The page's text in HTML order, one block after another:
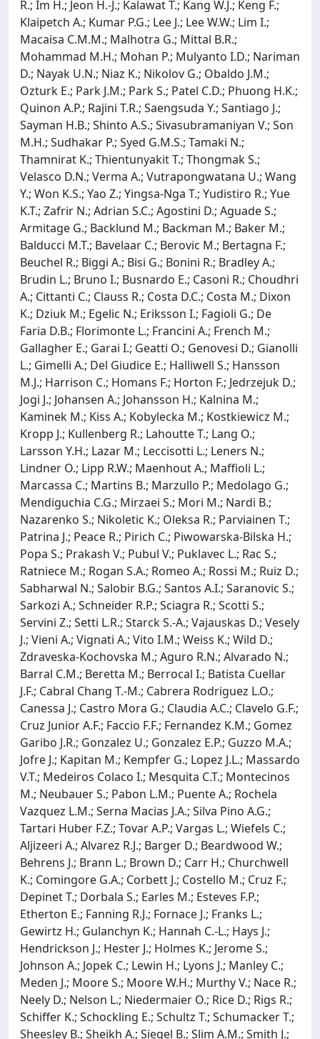
R.; Im H.; Jeon H.-J.; Kalawat T.; Kang W.J.; Keng F.;
Klaipetch A.; Kumar P.G.; Lee J.; Lee W.W.; Lim I.;
Macaisa C.M.M.; Malhotra G.; Mittal B.R.;
Mohammad M.H.; Mohan P.; Mulyanto I.D.; Nariman
D.; Nayak U.N.; Niaz K.; Nikolov G.; Obaldo J.M.;
Ozturk E.; Park J.M.; Park S.; Patel C.D.; Phuong H.K.;
Quinon A.P.; Rajini T.R.; Saengsuda Y.; Santiago J.;
Sayman H.B.; Shinto A.S.; Sivasubramaniyan V.; Son
M.H.; Sudhakar P.; Syed G.M.S.; Tamaki N.;
Thamnirat K.; Thientunyakit T.; Thongmak S.;
Velasco D.N.; Verma A.; Vutrapongwatana U.; Wang
Y.; Won K.S.; Yao Z.; Yingsa-Nga T.; Yudistiro R.; Yue
K.T.; Zafrir N.; Adrian S.C.; Agostini D.; Aguade S.;
Armitage G.; Backlund M.; Backman M.; Baker M.;
Balducci M.T.; Bavelaar C.; Berovic M.; Bertagna F.;
Beuchel R.; Biggi A.; Bisi G.; Bonini R.; Bradley A.;
Brudin L.; Bruno I.; Busnardo E.; Casoni R.; Choudhri
A.; Cittanti C.; Clauss R.; Costa D.C.; Costa M.; Dixon
K.; Dziuk M.; Egelic N.; Eriksson I.; Fagioli G.; De
Faria D.B.; Florimonte L.; Francini A.; French M.;
Gallagher E.; Garai I.; Geatti O.; Genovesi D.; Gianolli
L.; Gimelli A.; Del Giudice E.; Halliwell S.; Hansson
M.J.; Harrison C.; Homans F.; Horton F.; Jedrzejuk D.;
Jogi J.; Johansen A.; Johansson H.; Kalnina M.;
Kaminek M.; Kiss A.; Kobylecka M.; Kostkiewicz M.;
Kropp J.; Kullenberg R.; Lahoutte T.; Lang O.;
Larsson Y.H.; Lazar M.; Leccisotti L.; Leners N.;
Lindner O.; Lipp R.W.; Maenhout A.; Maffioli L.;
Marcassa C.; Martins B.; Marzullo P.; Medolago G.;
Mendiguchia C.G.; Mirzaei S.; Mori M.; Nardi B.;
Nazarenko S.; Nikoletic K.; Oleksa R.; Parviainen T.;
Patrina J.; Peace R.; Pirich C.; Piwowarska-Bilska H.;
Popa S.; Prakash V.; Pubul V.; Puklavec L.; Rac S.;
Ratniece M.; Rogan S.A.; Romeo A.; Rossi M.; Ruiz D.;
Sabharwal N.; Salobir B.G.; Santos A.I.; Saranovic S.;
Sarkozi A.; Schneider R.P.; Sciagra R.; Scotti S.;
Servini Z.; Setti L.R.; Starck S.-A.; Vajauskas D.; Vesely
J.; Vieni A.; Vignati A.; Vito I.M.; Weiss K.; Wild D.;
Zdraveska-Kochovska M.; Aguro R.N.; Alvarado N.;
Barral C.M.; Beretta M.; Berrocal I.; Batista Cuellar
J.F.; Cabral Chang T.-M.; Cabrera Rodriguez L.O.;
Canessa J.; Castro Mora G.; Claudia A.C.; Clavelo G.F.;
Cruz Junior A.F.; Faccio F.F.; Fernandez K.M.; Gomez
Garibo J.R.; Gonzalez U.; Gonzalez E.P.; Guzzo M.A.;
Jofre J.; Kapitan M.; Kempfer G.; Lopez J.L.; Massardo
V.T.; Medeiros Colaco I.; Mesquita C.T.; Montecinos
M.; Neubauer S.; Pabon L.M.; Puente A.; Rochela
Vazquez L.M.; Serna Macias J.A.; Silva Pino A.G.;
Tartari Huber F.Z.; Tovar A.P.; Vargas L.; Wiefels C.;
Aljizeeri A.; Alvarez R.J.; Barger D.; Beardwood W.;
Behrens J.; Brann L.; Brown D.; Carr H.; Churchwell
K.; Comingore G.A.; Corbett J.; Costello M.; Cruz F.;
Depinet T.; Dorbala S.; Earles M.; Esteves F.P.;
Etherton E.; Fanning R.J.; Fornace J.; Franks L.;
Gewirtz H.; Gulanchyn K.; Hannah C.-L.; Hays J.;
Hendrickson J.; Hester J.; Holmes K.; Jerome S.;
Johnson A.; Jopek C.; Lewin H.; Lyons J.; Manley C.;
Meden J.; Moore S.; Moore W.H.; Murthy V.; Nace R.;
Neely D.; Nelson L.; Niedermaier O.; Rice D.; Rigs R.;
Schiffer K.; Schockling E.; Schultz T.; Schumacker T.;
Sheesley B.; Sheikh A.; Siegel B.; Slim A.M.; Smith J.;